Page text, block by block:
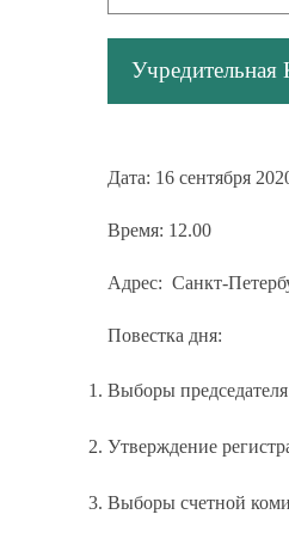
Дата: 16 сентября
Время: 12.00
Адрес: Санкт-
Повестка дня:
Выборы
Утверждение
Выборы счетной